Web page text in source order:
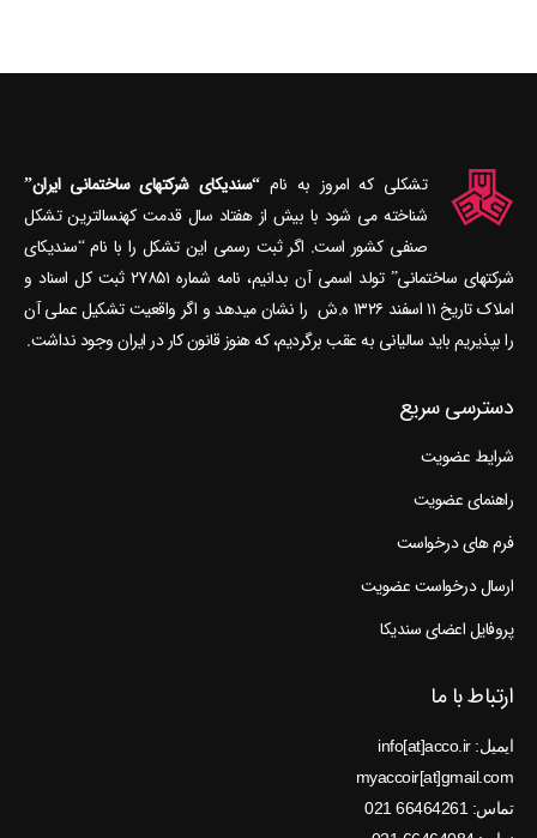
تشکلی که امروز به نام“سندیکای شرکتهای ساختمانی ایران”
شناخته می‎ شود با بیش از هفتاد سال قدمت کهنسال‎ترین تشکل
صنفی کشور است. اگر ثبت رسمی این تشکل را با نام “سندیکای
شرکتهای ساختمانی” تولد اسمی آن بدانیم، نامه شماره ۲۷۸۵۱ ثبت کل اسناد و
املاک تاریخ ۱۱ اسفند ۱۳۲۶ ه.ش را نشان می‎دهد و اگر واقعیت تشکیل عملی آن
را بپذیریم باید سالیانی به عقب برگردیم، که هنوز قانون کار در ایران وجود نداشت.
دسترسی سریع
شرایط عضویت
راهنمای عضویت
فرم های درخواست
ارسال درخواست عضویت
پروفایل اعضای سندیکا
ارتباط با ما
ایمیل: info[at]acco.ir
myaccoir[at]gmail.com
تماس: 66464261 021